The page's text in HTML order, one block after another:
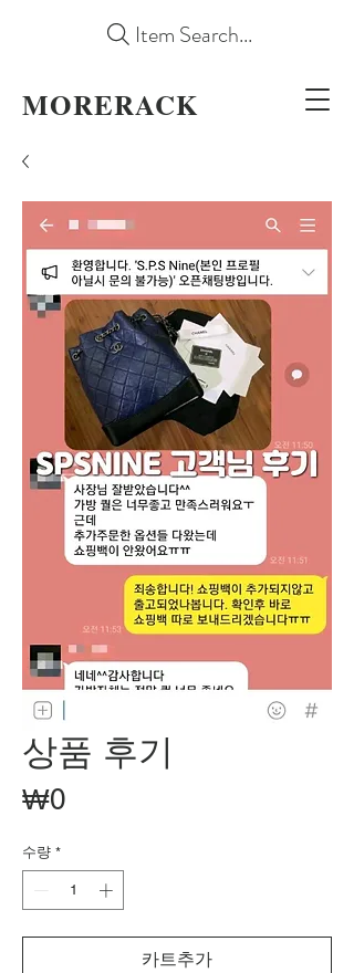
MORERACK
Item Search...
상품 후기
₩0가
수량 *
카트추가